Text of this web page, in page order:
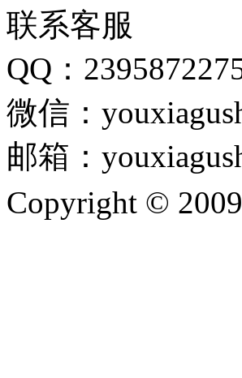
联系客服
QQ：
微信：
邮箱：
Copyright ©